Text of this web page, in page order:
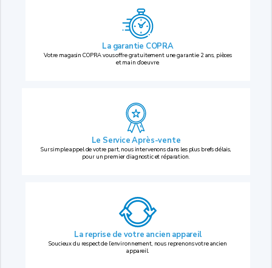
La garantie COPRA
Votre magasin COPRA vous offre gratuitement une garantie 2 ans, pièces
et main d’oeuvre.
Le Service Après-vente
Sur simple appel de votre part, nous intervenons dans les plus brefs délais,
pour un premier diagnostic et réparation.
La reprise de votre ancien appareil
Soucieux du respect de l’environnement, nous reprenons votre ancien
appareil.